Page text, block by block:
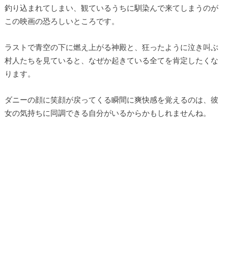
釣り込まれてしまい、観ているうちに馴染んで来てしまうのが
この映画の恐ろしいところです。
ラストで青空の下に燃え上がる神殿と、狂ったように泣き叫ぶ
村人たちを見ていると、なぜか起きている全てを肯定したくな
ります。
ダニーの顔に笑顔が戻ってくる瞬間に爽快感を覚えるのは、彼
女の気持ちに同調できる自分がいるからかもしれませんね。